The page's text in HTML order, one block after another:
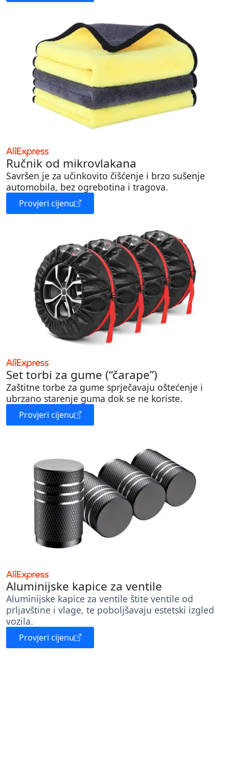
Ručnik od mikrovlakana
Savršen je za učinkovito čišćenje i brzo sušenje
automobila, bez ogrebotina i tragova.
Provjeri cijenu
Set torbi za gume (“čarape”)
Zaštitne torbe za gume sprječavaju oštećenje i
ubrzano starenje guma dok se ne koriste.
Provjeri cijenu
Aluminijske kapice za ventile
Aluminijske kapice za ventile štite ventile od
prljavštine i vlage, te poboljšavaju estetski izgled
vozila.
Provjeri cijenu